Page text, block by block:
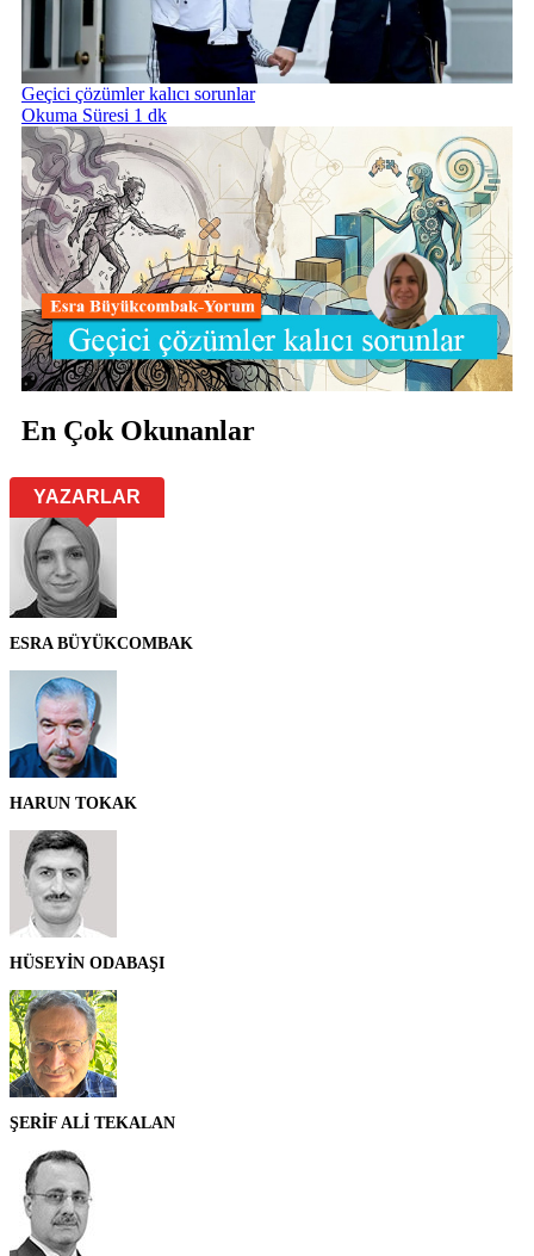
Geçici çözümler kalıcı sorunlar
Okuma Süresi 1 dk
En Çok Okunanlar
YAZARLAR
ESRA BÜYÜKCOMBAK
HARUN TOKAK
HÜSEYİN ODABAŞI
ŞERİF ALİ TEKALAN